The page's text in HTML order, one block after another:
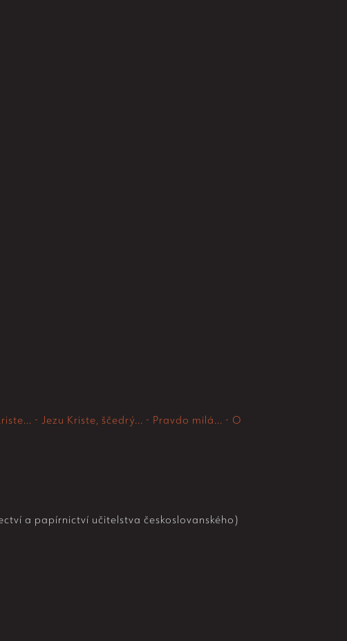
- Jezu Kriste, ščedrý... - Pravdo milá... - O
a papírnictví učitelstva českoslovanského)